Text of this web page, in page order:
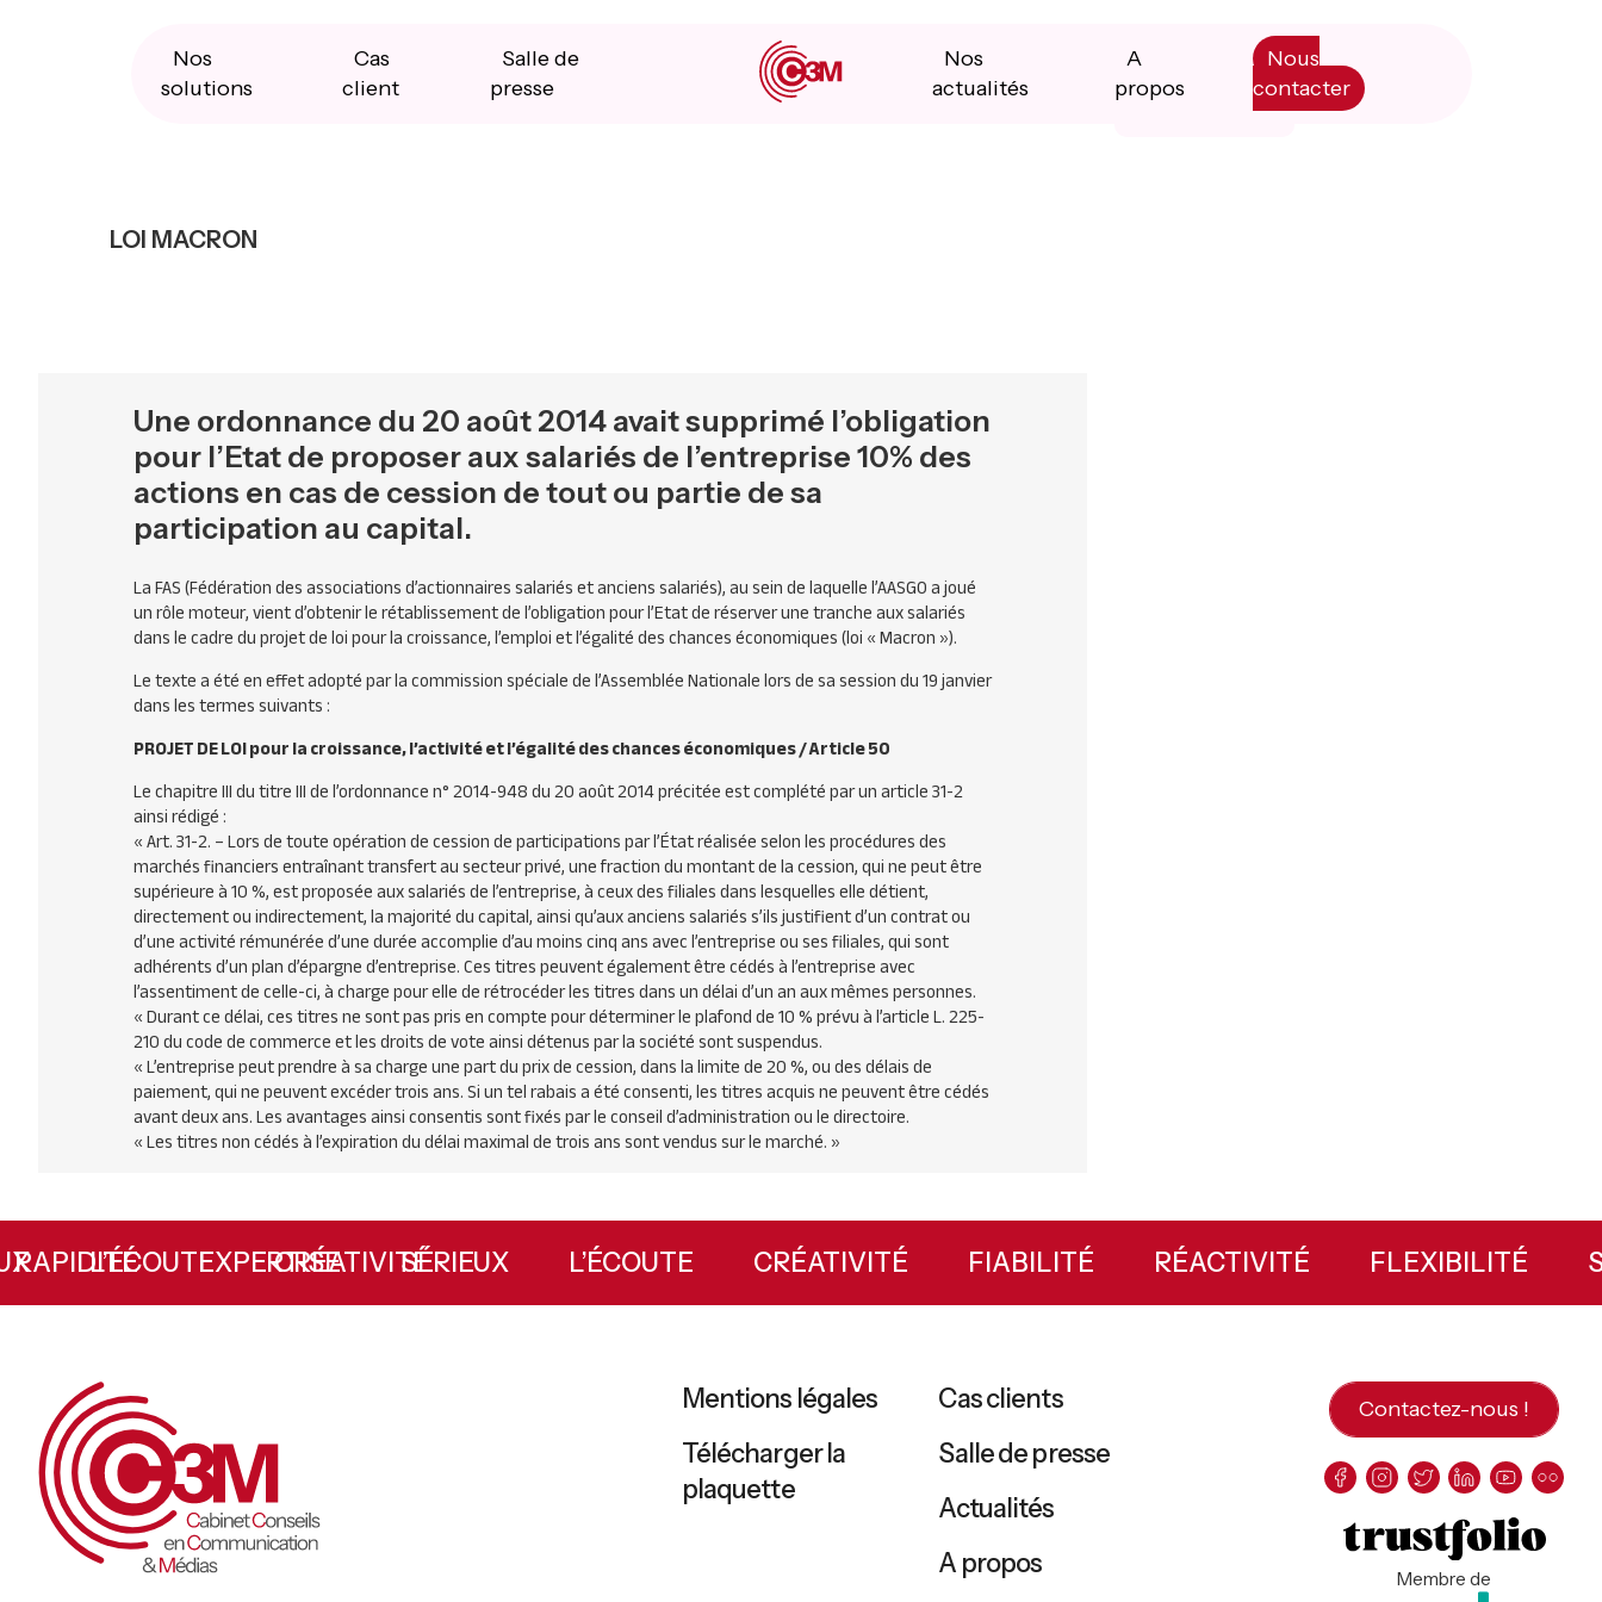
Nos
solutions
Cas
client
Salle de
presse
Nos
actualités
A
propos
Nous
contacter
LOI MACRON
Une ordonnance du 20 août 2014 avait supprimé l’obligation
pour l’Etat de proposer aux salariés de l’entreprise 10% des
actions en cas de cession de tout ou partie de sa
participation au capital.
LaFAS(Fédération des associations d’actionnaires salariés et anciens salariés), au sein de laquelle l’AASGOa joué
un rôle moteur, vient d’obtenir le rétablissement de l’obligation pour l’Etat de réserver une tranche aux salariés
dans le cadre du projet de loi pour la croissance, l’emploi et l’égalité des chances économiques (loi « Macron »).
Le texte a été en effet adopté par la commission spéciale de l’Assemblée Nationale lors de sa session du 19 janvier
dans les termes suivants :
PROJETDELOIpour la croissance, l’activité et l’égalité des chances économiques / Article 50
Le chapitreIIIdu titreIIIde l’ordonnance n° 2014-948 du 20 août 2014 précitée est complété par un article 31-2
ainsi rédigé :
« Art. 31-2. – Lors de toute opération de cession de participations par l’État réalisée selon les procédures des
marchés financiers entraînant transfert au secteur privé, une fraction du montant de la cession, qui ne peut être
supérieure à 10 %, est proposée aux salariés de l’entreprise, à ceux des filiales dans lesquelles elle détient,
directement ou indirectement, la majorité du capital, ainsi qu’aux anciens salariés s’ils justifient d’un contrat ou
d’une activité rémunérée d’une durée accomplie d’au moins cinq ans avec l’entreprise ou ses filiales, qui sont
adhérents d’un plan d’épargne d’entreprise. Ces titres peuvent également être cédés à l’entreprise avec
l’assentiment de celle-ci, à charge pour elle de rétrocéder les titres dans un délai d’un an aux mêmes personnes.
« Durant ce délai, ces titres ne sont pas pris en compte pour déterminer le plafond de 10 % prévu à l’article L. 225-
210 du code de commerce et les droits de vote ainsi détenus par la société sont suspendus.
« L’entreprise peut prendre à sa charge une part du prix de cession, dans la limite de 20 %, ou des délais de
paiement, qui ne peuvent excéder trois ans. Si un tel rabais a été consenti, les titres acquis ne peuvent être cédés
avant deux ans. Les avantages ainsi consentis sont fixés par le conseil d’administration ou le directoire.
« Les titres non cédés à l’expiration du délai maximal de trois ans sont vendus sur le marché. »
L’ÉCOUTE CRÉATIVITÉ
RAPIDITÉ EXPERTISE SÉRIEUX L’ÉCOUTE CRÉATIVITÉ FIABILITÉ RÉACTIVITÉ FLEXIBILITÉ
Mentions légales
Télécharger la
plaquette
Cas clients
Salle de presse
Actualités
A propos
Contactez-nous !
Membre de